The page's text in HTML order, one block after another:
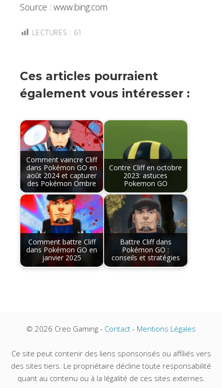
Source : www.bing.com
LECTURES : 61
Ces articles pourraient
également vous intéresser :
Comment vaincre Cliff
dans Pokémon GO en
août 2024 et capturer
des Pokémon Ombre
Contre Cliff en octobre
2023: astuces
Pokemon GO
Comment battre Cliff
dans Pokémon GO en
janvier 2025
Battre Cliff dans
Pokémon GO :
conseils et stratégies
© 2026 Creo Gaming - Contact - Mentions Légales
Ce site peut contenir des liens sponsorisés ou affiliés vers
des sites tiers. Le propriétaire décline toute responsabilité
quant au contenu ou à la légalité de ces sites externes.